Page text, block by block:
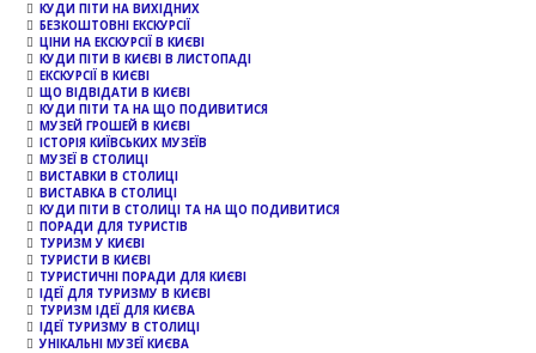
КУДИ ПІТИ НА ВИХІДНИХ
БЕЗКОШТОВНІ ЕКСКУРСІЇ
ЦІНИ НА ЕКСКУРСІЇ В КИЄВІ
КУДИ ПІТИ В КИЄВІ В ЛИСТОПАДІ
ЕКСКУРСІЇ В КИЄВІ
ЩО ВІДВІДАТИ В КИЄВІ
КУДИ ПІТИ ТА НА ЩО ПОДИВИТИСЯ
МУЗЕЙ ГРОШЕЙ В КИЄВІ
ІСТОРІЯ КИЇВСЬКИХ МУЗЕЇВ
МУЗЕЇ В СТОЛИЦІ
ВИСТАВКИ В СТОЛИЦІ
ВИСТАВКА В СТОЛИЦІ
КУДИ ПІТИ В СТОЛИЦІ ТА НА ЩО ПОДИВИТИСЯ
ПОРАДИ ДЛЯ ТУРИСТІВ
ТУРИЗМ У КИЄВІ
ТУРИСТИ В КИЄВІ
ТУРИСТИЧНІ ПОРАДИ ДЛЯ КИЄВІ
ІДЕЇ ДЛЯ ТУРИЗМУ В КИЄВІ
ТУРИЗМ ІДЕЇ ДЛЯ КИЄВА
ІДЕЇ ТУРИЗМУ В СТОЛИЦІ
УНІКАЛЬНІ МУЗЕЇ КИЄВА